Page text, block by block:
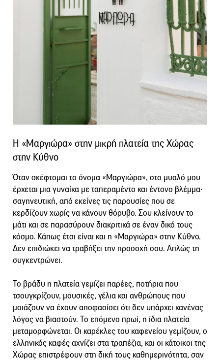
Η «Μαργιώρα» στην μικρή πλατεία της Χώρας
στην Κύθνο
Όταν σκέφτομαι το όνομα «Μαργιώρα», στο μυαλό μου
έρχεται μια γυναίκα με ταπεραμέντο και έντονο βλέμμα·
σαγηνευτική, από εκείνες τις παρουσίες που σε
κερδίζουν χωρίς να κάνουν θόρυβο. Σου κλείνουν το
μάτι και σε παρασύρουν διακριτικά σε έναν δικό τους
κόσμο. Κάπως έτσι είναι και η «Μαργιώρα» στην Κύθνο.
Δεν επιδιώκει να τραβήξει την προσοχή σου. Απλώς τη
συγκεντρώνει.
Το βράδυ η πλατεία γεμίζει παρέες, ποτήρια που
τσουγκρίζουν, μουσικές, γέλια και ανθρώπους που
μοιάζουν να έχουν αποφασίσει ότι δεν υπάρχει κανένας
λόγος να βιαστούν. Το επόμενο πρωί, η ίδια πλατεία
μεταμορφώνεται. Οι καρέκλες του καφενείου γεμίζουν, ο
ελληνικός καφές αχνίζει στα τραπέζια, και οι κάτοικοι της
Χώρας επιστρέφουν στη δική τους καθημερινότητα, σαν